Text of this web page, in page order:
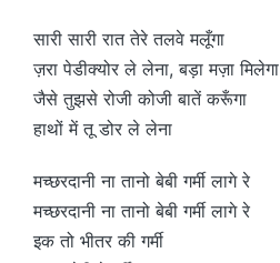
सारी सारी रात तेरे तलवे मलूँगा
ज़रा पेडीक्योर ले लेना, बड़ा मज़ा मिलेगा
जैसे तुझसे रोजी कोजी बातें करूँगा
हाथों में तू डोर ले लेना
मच्छरदानी ना तानो बेबी गर्मी लागे रे
मच्छरदानी ना तानो बेबी गर्मी लागे रे
इक तो भीतर की गर्मी